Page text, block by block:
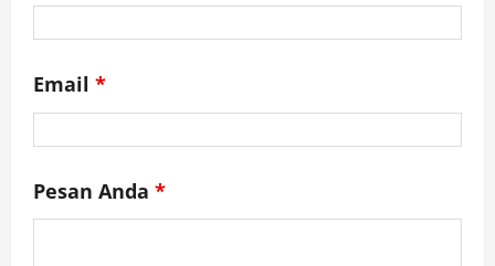
Email *
Pesan Anda *